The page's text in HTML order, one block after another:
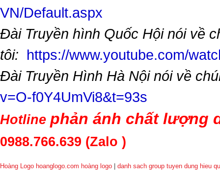
VN/Default.aspx
Đài Truyền hình Quốc Hội nói về
tôi: https://www.youtube.com/
Đài Truyền Hình Hà Nội nói về
v=O-f0Y4UmVi8&t=93s
Hotline phản ánh chất lượng
0988.766.639 (Zalo )
Hoàng Logo hoanglogo.com hoàng logo danh sach group tuyen dung hieu